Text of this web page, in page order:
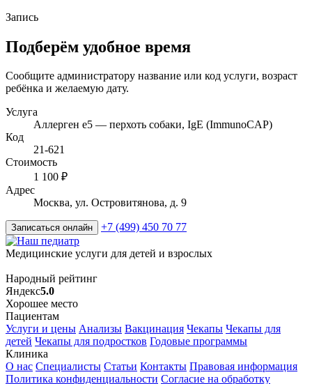
Запись
Подберём удобное время
Сообщите администратору название или код услуги, возраст
ребёнка и желаемую дату.
Услуга
Аллерген e5 — перхоть собаки, IgE (ImmunoCAP)
Код
21-621
Стоимость
1 100 ₽
Адрес
Москва, ул. Островитянова, д. 9
Записаться онлайн +7 (499) 450 70 77
Медицинские услуги для детей и взрослых
Народный рейтинг
Яндекс5.0
Хорошее место
Пациентам
Услуги и цены Анализы Вакцинация Чекапы Чекапы для
детей Чекапы для подростков Годовые программы
Клиника
О нас Специалисты Статьи Контакты Правовая информация
Политика конфиденциальности Согласие на обработку